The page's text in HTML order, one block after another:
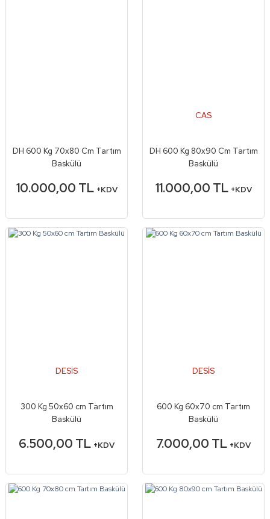
DH 600 Kg 70x80 Cm Tartım
Baskülü
10.000,00 TL +KDV
CAS
DH 600 Kg 80x90 Cm Tartım
Baskülü
11.000,00 TL +KDV
DESİS
300 Kg 50x60 cm Tartım
Baskülü
6.500,00 TL +KDV
DESİS
600 Kg 60x70 cm Tartım
Baskülü
7.000,00 TL +KDV